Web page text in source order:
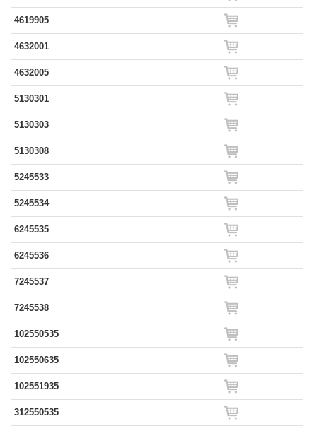
4619905
4632001
4632005
5130301
5130303
5130308
5245533
5245534
6245535
6245536
7245537
7245538
102550535
102550635
102551935
312550535